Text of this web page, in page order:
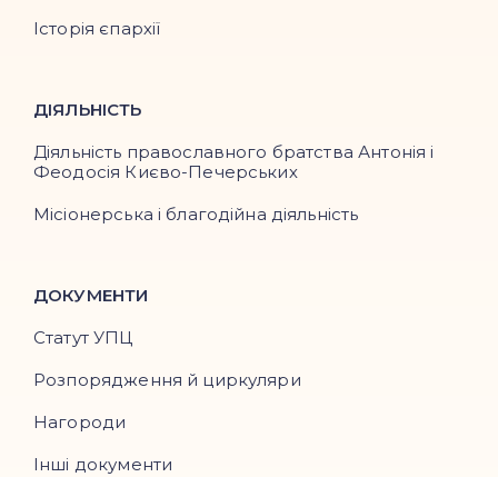
Історія єпархії
ДІЯЛЬНІСТЬ
Діяльність православного братства Антонія і
Феодосія Києво-Печерських
Місіонерська і благодійна діяльність
ДОКУМЕНТИ
Статут УПЦ
Розпорядження й циркуляри
Нагороди
Інші документи